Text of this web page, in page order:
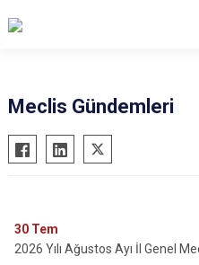
Meclis Gündemleri
30 Tem
2026 Yılı Ağustos Ayı İl Genel